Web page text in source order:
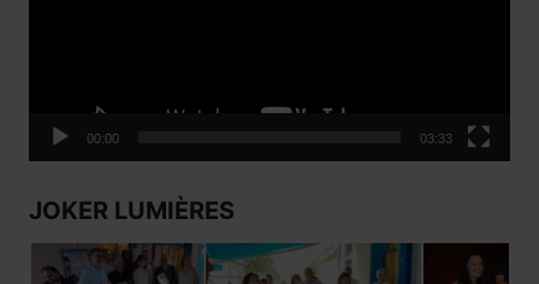
00:00 03:33
JOKER LUMIÈRES